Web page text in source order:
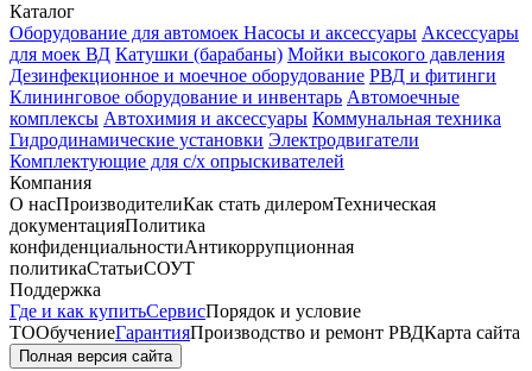
Каталог
Оборудование для автомоек Насосы и аксессуары Аксессуары
для моек ВД Катушки (барабаны) Мойки высокого давления
Дезинфекционное и моечное оборудование РВД и фитинги
Клининговое оборудование и инвентарь Автомоечные
комплексы Автохимия и аксессуары Коммунальная техника
Гидродинамические установки Электродвигатели
Комплектующие для с/х опрыскивателей
Компания
О насПроизводителиКак стать дилеромТехническая
документацияПолитика
конфиденциальностиАнтикоррупционная
политикаСтатьиСОУТ
Поддержка
Где и как купитьСервисПорядок и условие
ТООбучениеГарантияПроизводство и ремонт РВДКарта сайта
Полная версия сайта